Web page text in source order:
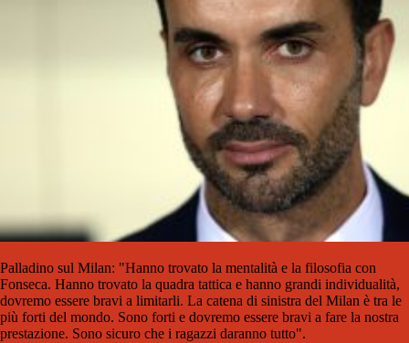
Palladino sul Milan: "Hanno trovato la mentalità e la filosofia con
Fonseca. Hanno trovato la quadra tattica e hanno grandi individualità,
dovremo essere bravi a limitarli. La catena di sinistra del Milan è tra le
più forti del mondo. Sono forti e dovremo essere bravi a fare la nostra
prestazione. Sono sicuro che i ragazzi daranno tutto".